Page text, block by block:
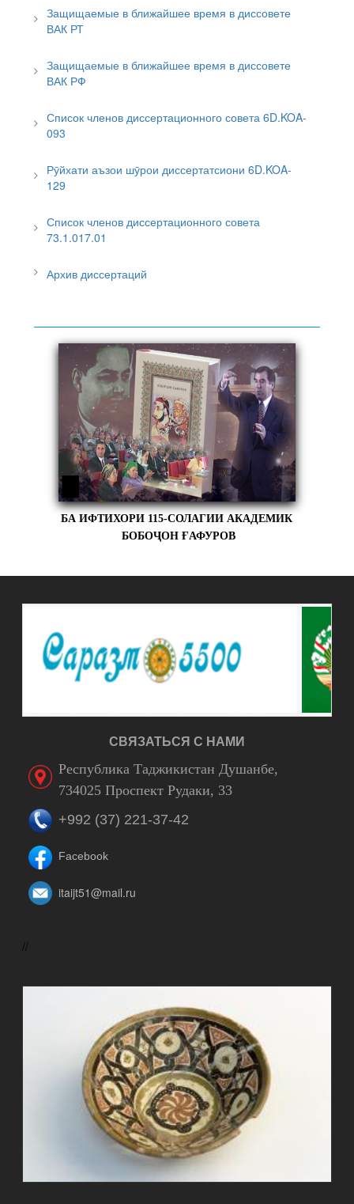
Защищаемые в ближайшее время в диссовете
ВАК РТ
Защищаемые в ближайшее время в диссовете
ВАК РФ
Список членов диссертационного совета 6D.KOA-
093
Рӯйхати аъзои шӯрои диссертатсиони 6D.KOA-
129
Список членов диссертационного совета
73.1.017.01
Архив диссертаций
БА ИФТИХОРИ 115-СОЛАГИИ АКАДЕМИК
БОБОҶОН ҒАФУРОВ
СВЯЗАТЬСЯ С НАМИ
Республика Таджикистан Душанбе,
734025 Проспект Рудаки, 33
+992 (37) 221-37-42
Facebook
itaijt51@mail.ru
//